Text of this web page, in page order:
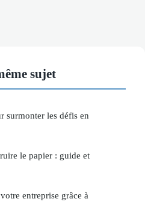
sujet
surmonter les défis en
le papier : guide et
entreprise grâce à